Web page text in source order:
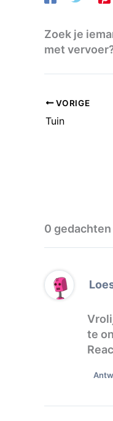
Zoek je
met
VORIGE
Tuin
0 gedachten
te